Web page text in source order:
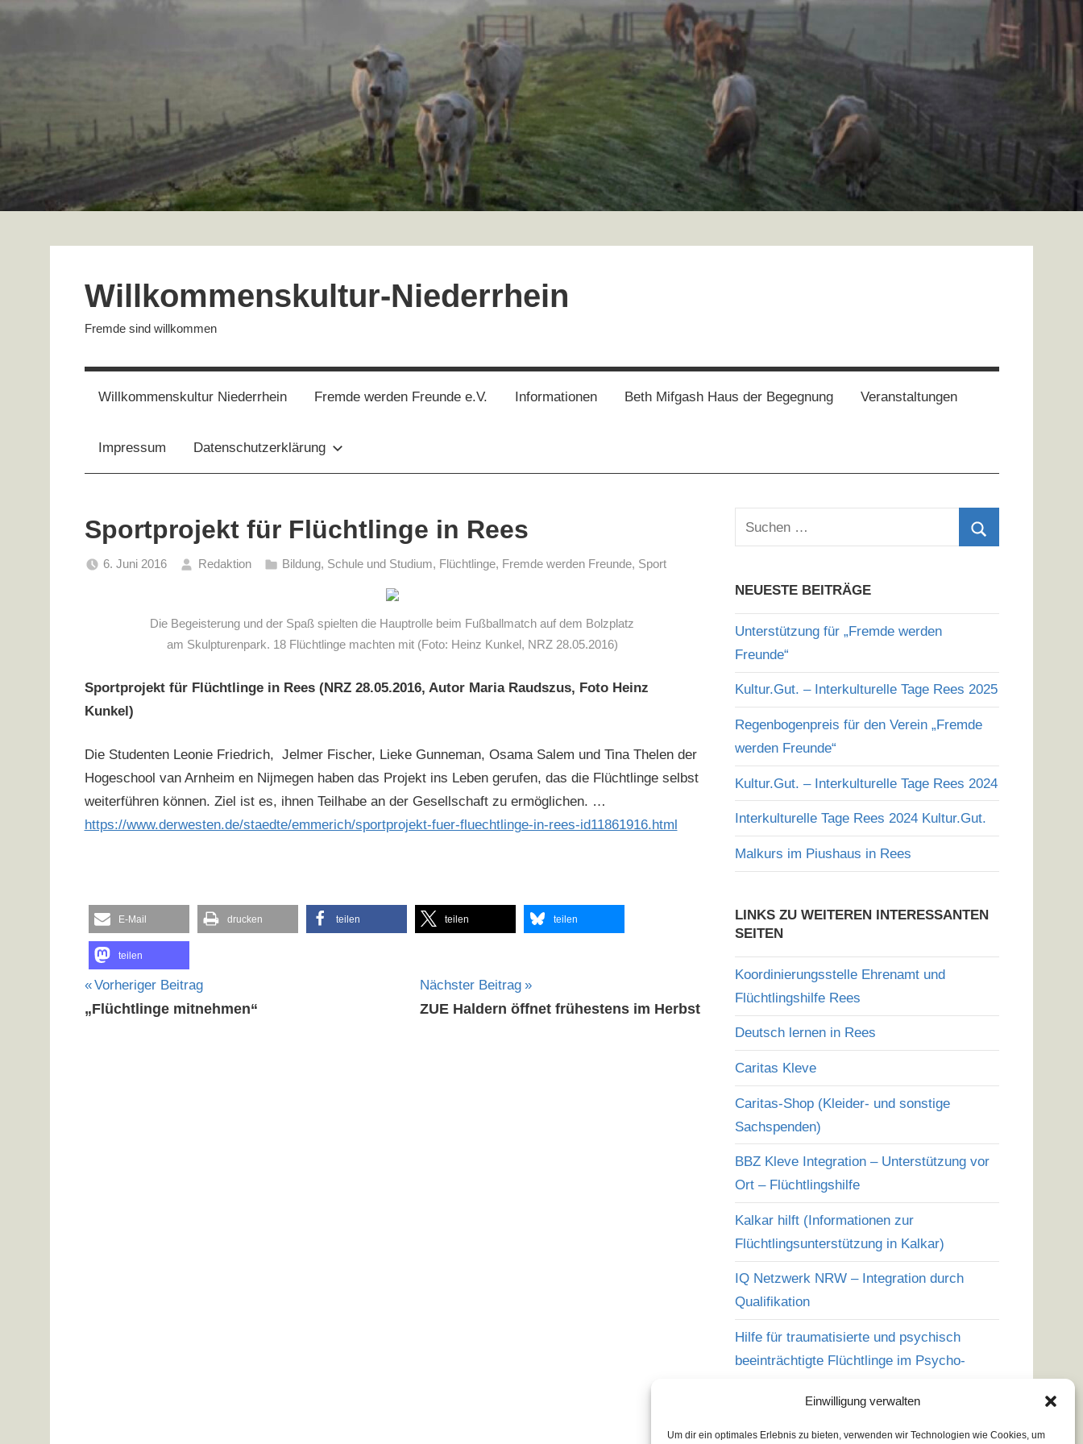
Einwilligung verwalten
Um dir ein optimales Erlebnis zu bieten, verwenden wir Technologien wie Cookies, um
Zum
Willkommenskultur-Niederrhein
Fremde sind willkommen
Willkommenskultur Niederrhein Fremde werden Freunde e.V. Informationen Beth Mifgash Haus der Begegnung Veranstaltungen
Impressum Datenschutzerklärung
Sportprojekt für Flüchtlinge in Rees
6. Juni 2016 Redaktion Bildung, Schule und Studium, Flüchtlinge, Fremde werden Freunde, Sport
Die Begeisterung und der Spaß spielten die Hauptrolle beim Fußballmatch auf dem Bolzplatz
am Skulpturenpark. 18 Flüchtlinge machten mit (Foto: Heinz Kunkel, NRZ 28.05.2016)
Sportprojekt für Flüchtlinge in Rees (NRZ 28.05.2016, Autor Maria Raudszus, Foto Heinz
Kunkel)
Die Studenten Leonie Friedrich, Jelmer Fischer, Lieke Gunneman, Osama Salem und Tina Thelen der
Hogeschool van Arnheim en Nijmegen haben das Projekt ins Leben gerufen, das die Flüchtlinge selbst
weiterführen können. Ziel ist es, ihnen Teilhabe an der Gesellschaft zu ermöglichen. …
https://www.derwesten.de/staedte/emmerich/sportprojekt-fuer-fluechtlinge-in-rees-id11861916.html
E-Mail drucken teilen teilen teilen
teilen
Beitragsnavigation
Vorheriger Beitrag
„Flüchtlinge mitnehmen“
Nächster Beitrag
ZUE Haldern öffnet frühestens im Herbst
Suchen
nach:
NEUESTE BEITRÄGE
Unterstützung für „Fremde werden
Freunde“
Kultur.Gut. – Interkulturelle Tage Rees 2025
Regenbogenpreis für den Verein „Fremde
werden Freunde“
Kultur.Gut. – Interkulturelle Tage Rees 2024
Interkulturelle Tage Rees 2024 Kultur.Gut.
Malkurs im Piushaus in Rees
LINKS ZU WEITEREN INTERESSANTEN
SEITEN
Koordinierungsstelle Ehrenamt und
Flüchtlingshilfe Rees
Deutsch lernen in Rees
Caritas Kleve
Caritas-Shop (Kleider- und sonstige
Sachspenden)
BBZ Kleve Integration – Unterstützung vor
Ort – Flüchtlingshilfe
Kalkar hilft (Informationen zur
Flüchtlingsunterstützung in Kalkar)
IQ Netzwerk NRW – Integration durch
Qualifikation
Hilfe für traumatisierte und psychisch
beeinträchtigte Flüchtlinge im Psycho-